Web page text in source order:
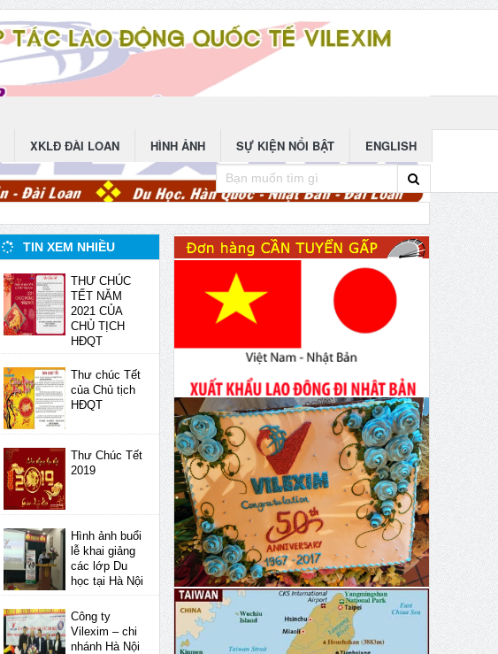
XKLĐ ĐÀI LOAN HÌNH ẢNH SỰ KIỆN NỔI BẬT ENGLISH
TIN XEM NHIỀU
THƯ CHÚC
TẾT NĂM
2021 CỦA
CHỦ TỊCH
HĐQT
Thư chúc Tết
của Chủ tịch
HĐQT
Thư Chúc Tết
2019
Hình ảnh buổi
lễ khai giảng
các lớp Du
học tại Hà Nội
Công ty
Vilexim – chi
nhánh Hà Nội